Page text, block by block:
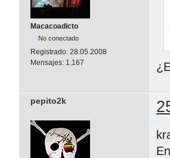
Macacoadicto
No conectado
Registrado: 28.05.2008
Mensajes: 1.167
pepito2k